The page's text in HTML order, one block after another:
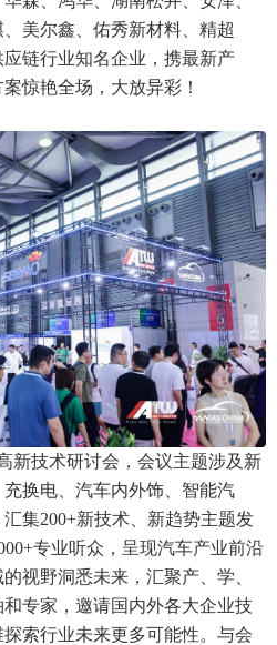
美尔鑫、佑秀新材料、精超
链行业知名企业，携最新产
惊艳全场，大放异彩！
新技术研讨会，会议主题涉及新
换电、汽车内外饰、智能汽
集200+新技术、新趋势主题发
专业听众，呈现汽车产业前沿
视野洞悉未来，汇聚产、学、
专家，邀请国内外各大企业技
索行业未来更多可能性。与会